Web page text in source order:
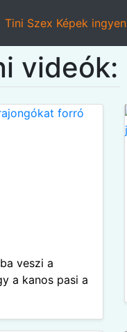
Tini Szex Képek ingyen
videók:
veszi a
a kanos pasi a